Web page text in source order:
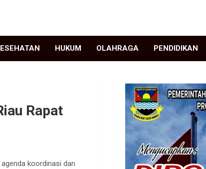
HUKUM OLAHRAGA PENDIDIKAN
Rapat
koordinasi dan